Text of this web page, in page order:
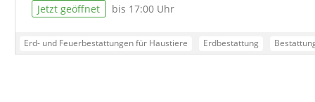
Jetzt geöffnet
bis 17:00 Uhr
Erd- und Feuerbestattungen für Haustiere Erdbestattung